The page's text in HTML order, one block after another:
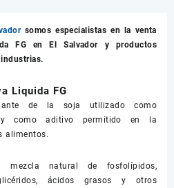
somos especialistas en la venta
FG en El Salvador y productos
Liquida FG
de la soja utilizado como
y como aditivo permitido en la
alimentos.
mezcla natural de fosfolípidos,
ácidos grasos y otros